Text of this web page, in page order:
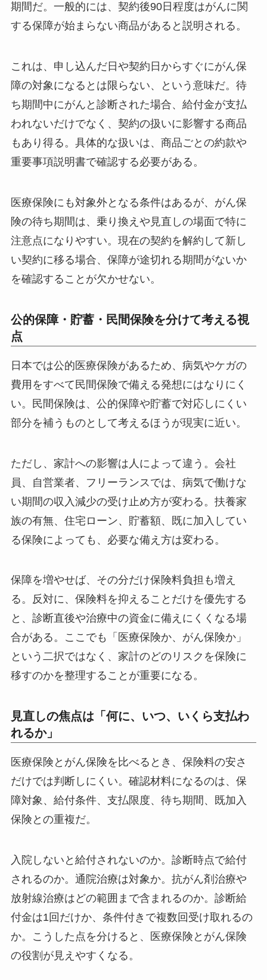
期間だ。一般的には、契約後90日程度はがんに関
する保障が始まらない商品があると説明される。
これは、申し込んだ日や契約日からすぐにがん保
障の対象になるとは限らない、という意味だ。待
ち期間中にがんと診断された場合、給付金が支払
われないだけでなく、契約の扱いに影響する商品
もあり得る。具体的な扱いは、商品ごとの約款や
重要事項説明書で確認する必要がある。
医療保険にも対象外となる条件はあるが、がん保
険の待ち期間は、乗り換えや見直しの場面で特に
注意点になりやすい。現在の契約を解約して新し
い契約に移る場合、保障が途切れる期間がないか
を確認することが欠かせない。
公的保障・貯蓄・民間保険を分けて考える視
点
日本では公的医療保険があるため、病気やケガの
費用をすべて民間保険で備える発想にはなりにく
い。民間保険は、公的保障や貯蓄で対応しにくい
部分を補うものとして考えるほうが現実に近い。
ただし、家計への影響は人によって違う。会社
員、自営業者、フリーランスでは、病気で働けな
い期間の収入減少の受け止め方が変わる。扶養家
族の有無、住宅ローン、貯蓄額、既に加入してい
る保険によっても、必要な備え方は変わる。
保障を増やせば、その分だけ保険料負担も増え
る。反対に、保険料を抑えることだけを優先する
と、診断直後や治療中の資金に備えにくくなる場
合がある。ここでも「医療保険か、がん保険か」
という二択ではなく、家計のどのリスクを保険に
移すのかを整理することが重要になる。
見直しの焦点は「何に、いつ、いくら支払わ
れるか」
医療保険とがん保険を比べるとき、保険料の安さ
だけでは判断しにくい。確認材料になるのは、保
障対象、給付条件、支払限度、待ち期間、既加入
保険との重複だ。
入院しないと給付されないのか。診断時点で給付
されるのか。通院治療は対象か。抗がん剤治療や
放射線治療はどの範囲まで含まれるのか。診断給
付金は1回だけか、条件付きで複数回受け取れるの
か。こうした点を分けると、医療保険とがん保険
の役割が見えやすくなる。